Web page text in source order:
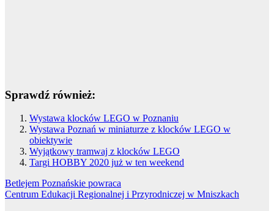
Sprawdź również:
Wystawa klocków LEGO w Poznaniu
Wystawa Poznań w miniaturze z klocków LEGO w
obiektywie
Wyjątkowy tramwaj z klocków LEGO
Targi HOBBY 2020 już w ten weekend
Nawigacja
wpisu
Betlejem Poznańskie powraca
Centrum Edukacji Regionalnej i Przyrodniczej w Mniszkach